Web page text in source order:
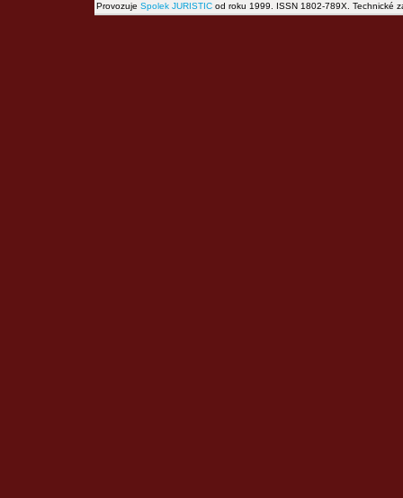
Provozuje Spolek JURISTIC od roku 1999. ISSN 1802-789X. Technické